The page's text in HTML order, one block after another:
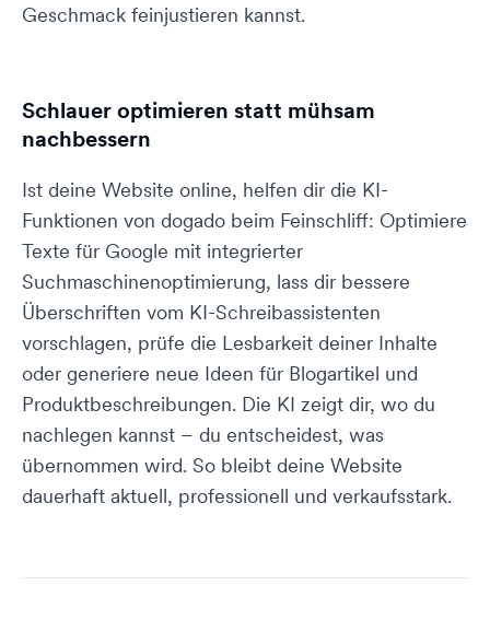
Geschmack feinjustieren kannst.
Schlauer optimieren statt mühsam
nachbessern
Ist deine Website online, helfen dir die KI-
Funktionen von dogado beim Feinschliff: Optimiere
Texte für Google mit integrierter
Suchmaschinenoptimierung, lass dir bessere
Überschriften vom KI-Schreibassistenten
vorschlagen, prüfe die Lesbarkeit deiner Inhalte
oder generiere neue Ideen für Blogartikel und
Produktbeschreibungen. Die KI zeigt dir, wo du
nachlegen kannst – du entscheidest, was
übernommen wird. So bleibt deine Website
dauerhaft aktuell, professionell und verkaufsstark.